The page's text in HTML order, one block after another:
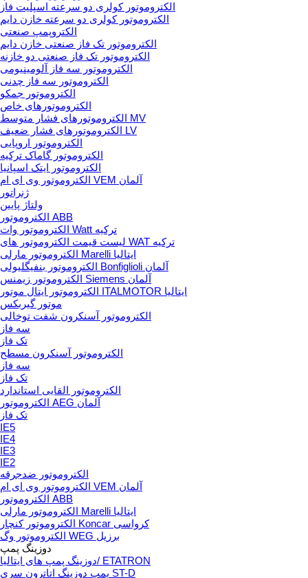
الکتروموتور کولری دو سرعته اسپلیت فاز
الکتروموتور کولری دو سرعته خازن دایم
الکتروپمپ صنعتی
الکتروموتور تک فاز صنعتی خازن دایم
الکتروموتور تک فاز صنعتی دو خازنه
الکتروموتور سه فاز آلومینیومی
الکتروموتور سه فاز چدنی
الکتروموتور جمکو
الکتروموتورهای خاص
الکتروموتورهای فشار متوسط MV
الکتروموتورهای فشار ضعیف LV
الکتروموتور اروپایی
الکتروموتور گاماک ترکیه
الکتروموتور ایتک اسپانیا
الکتروموتور وی ای ام VEM آلمان
ژنراتور
ولتاژ پایین
الکتروموتور ABB
الکتروموتور وات Watt ترکیه
لیست قیمت الکتروموتور های WAT ترکیه
الکتروموتور مارلی Marelli ایتالیا
الکتروموتور بنفیگلیولی Bonfiglioli آلمان
الکتروموتور زیمنس Siemens آلمان
الکتروموتور ایتال موتور ITALMOTOR ایتالیا
موتور گیربکس
الکتروموتور آسنکرون شفت توخالی
سه فاز
تک فاز
الکتروموتور آسنکرون مسطح
سه فاز
تک فاز
الکتروموتور القایی استاندارد
الکتروموتور AEG آلمان
تک فاز
IE5
IE4
IE3
IE2
الکتروموتور ضدجرقه
الکتروموتور وی ای ام VEM آلمان
الکتروموتور ABB
الکتروموتور مارلی Marelli ایتالیا
الکتروموتور کنچار Koncar کرواسی
الکتروموتور وگ WEG برزیل
دوزینگ پمپ
دوزینگ پمپ های ایتالیا/ ETATRON
پمپ دوزینگ اتاترون سری ST-D